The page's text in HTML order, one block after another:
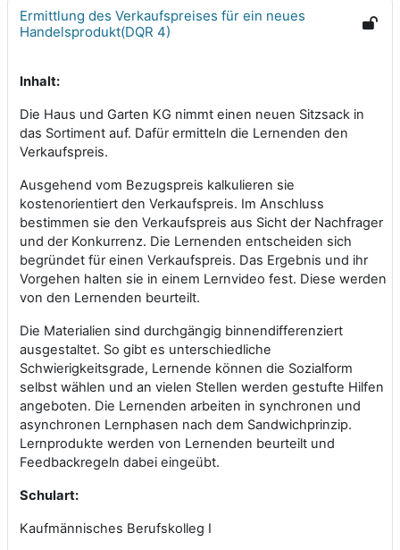
Ermittlung des Verkaufspreises für ein neues
Handelsprodukt(DQR 4)
Inhalt:
Die Haus und Garten KG nimmt einen neuen Sitzsack in
das Sortiment auf. Dafür ermitteln die Lernenden den
Verkaufspreis.
Ausgehend vom Bezugspreis kalkulieren sie
kostenorientiert den Verkaufspreis. Im Anschluss
bestimmen sie den Verkaufspreis aus Sicht der Nachfrager
und der Konkurrenz. Die Lernenden entscheiden sich
begründet für einen Verkaufspreis. Das Ergebnis und ihr
Vorgehen halten sie in einem Lernvideo fest. Diese werden
von den Lernenden beurteilt.
Die Materialien sind durchgängig binnendifferenziert
ausgestaltet. So gibt es unterschiedliche
Schwierigkeitsgrade, Lernende können die Sozialform
selbst wählen und an vielen Stellen werden gestufte Hilfen
angeboten. Die Lernenden arbeiten in synchronen und
asynchronen Lernphasen nach dem Sandwichprinzip.
Lernprodukte werden von Lernenden beurteilt und
Feedbackregeln dabei eingeübt.
Schulart:
Kaufmännisches Berufskolleg I